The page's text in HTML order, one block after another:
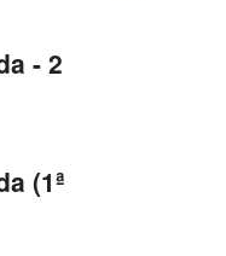
- 2
(1ª